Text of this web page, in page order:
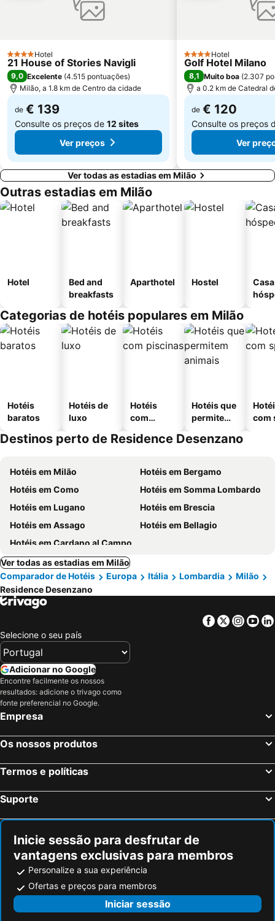
Zara Metro Station
Abbiategrasso Metro Station
Porta Venezia Metro Station
4 Estrelas
Hotel
21 House of Stories Navigli
9,0 Excelente (4.515 pontuações)
Milão, a 1.8 km de Centro da cidade
de € 139
Consulte os preços de 12 sites
Ver preços
4 Estrelas
Hotel
Golf Hotel Milano
8,1 Muito boa (2.307
a 0.2 km de Catedral
de € 120
Consulte os preços
Ver
Ver todas as estadias em Milão
Outras estadias em Milão
Hotel
Bed and
breakfasts
Aparthotel Hostel
Categorias de hotéis populares em Milão
Hotéis
baratos
Hotéis de
luxo
Hotéis
com
Hotéis que
permitem
com
Destinos perto de Residence Desenzano
Hotéis em Milão
Hotéis em Bergamo
Hotéis em Como
Hotéis em Somma Lombardo
Hotéis em Lugano
Hotéis em Brescia
Hotéis em Assago
Hotéis em Bellagio
Hotéis em Cardano al Campo
Ver todas as estadias em Milão
Comparador de Hotéis
Europa Itália Lombardia
Milão
Residence Desenzano
Facebook
Twitter
Selecione o seu país
Adicionar no Google
Encontre facilmente os nossos
resultados: adicione o trivago como
fonte preferencial no Google.
Empresa
Os nossos produtos
Termos e políticas
Suporte
Inicie sessão para desfrutar de
vantagens exclusivas para membros
Personalize a sua experiência
Ofertas e preços para membros
Iniciar sessão